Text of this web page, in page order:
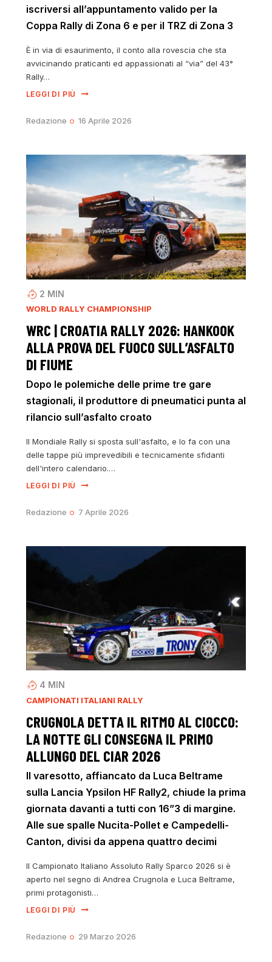
iscriversi all’appuntamento valido per la
Coppa Rally di Zona 6 e per il TRZ di Zona 3
È in via di esaurimento, il conto alla rovescia che sta
avvicinando praticanti ed appassionati al “via” del 43°
Rally…
LEGGI DI PIÙ
Redazione 16 Aprile 2026
2 MIN
WORLD RALLY CHAMPIONSHIP
WRC | CROATIA RALLY 2026: HANKOOK
ALLA PROVA DEL FUOCO SULL’ASFALTO
DI FIUME
Dopo le polemiche delle prime tre gare
stagionali, il produttore di pneumatici punta al
rilancio sull’asfalto croato
Il Mondiale Rally si sposta sull'asfalto, e lo fa con una
delle tappe più imprevedibili e tecnicamente sfidanti
dell'intero calendario.…
LEGGI DI PIÙ
Redazione 7 Aprile 2026
4 MIN
CAMPIONATI ITALIANI RALLY
CRUGNOLA DETTA IL RITMO AL CIOCCO:
LA NOTTE GLI CONSEGNA IL PRIMO
ALLUNGO DEL CIAR 2026
Il varesotto, affiancato da Luca Beltrame
sulla Lancia Ypsilon HF Rally2, chiude la prima
giornata davanti a tutti con 16”3 di margine.
Alle sue spalle Nucita-Pollet e Campedelli-
Canton, divisi da appena quattro decimi
Il Campionato Italiano Assoluto Rally Sparco 2026 si è
aperto nel segno di Andrea Crugnola e Luca Beltrame,
primi protagonisti…
LEGGI DI PIÙ
Redazione 29 Marzo 2026